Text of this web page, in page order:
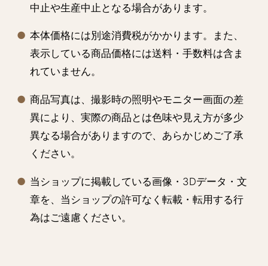
中止や生産中止となる場合があります。
本体価格には別途消費税がかかります。また、
表示している商品価格には送料・手数料は含ま
れていません。
商品写真は、撮影時の照明やモニター画面の差
異により、実際の商品とは色味や見え方が多少
異なる場合がありますので、あらかじめご了承
ください。
当ショップに掲載している画像・3Dデータ・文
章を、当ショップの許可なく転載・転用する行
為はご遠慮ください。